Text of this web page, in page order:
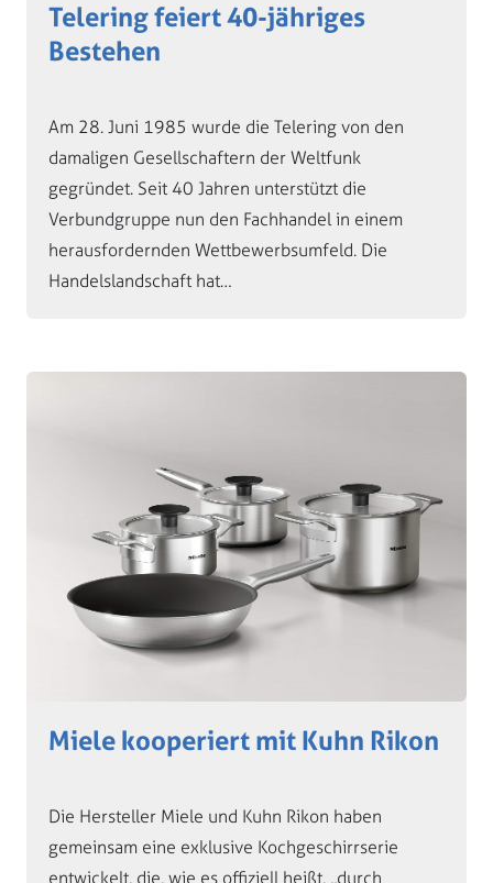
Telering feiert 40-jähriges
Bestehen
Am 28. Juni 1985 wurde die Telering von den
damaligen Gesellschaftern der Weltfunk
gegründet. Seit 40 Jahren unterstützt die
Verbundgruppe nun den Fachhandel in einem
herausfordernden Wettbewerbsumfeld. Die
Handelslandschaft hat…
Miele kooperiert mit Kuhn Rikon
Die Hersteller Miele und Kuhn Rikon haben
gemeinsam eine exklusive Kochgeschirrserie
entwickelt, die, wie es offiziell heißt, „durch